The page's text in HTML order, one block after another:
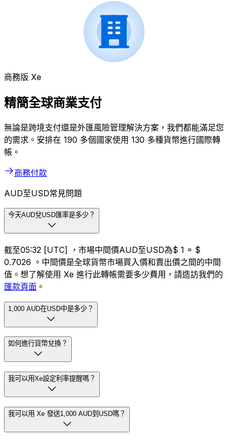
商務版 Xe
精簡全球商業支付
無論是跨境支付還是外匯風險管理解決方案，我們都能滿足您
的需求。安排在 190 多個國家使用 130 多種貨幣進行國際轉
帳。
商務付款
AUD至USD常見問題
今天AUD兌USD匯率是多少？
截至05:32 [UTC] ，市場中間價AUD至USD為$ 1 = $
0.7026 。中間價是全球貨幣市場買入價和賣出價之間的中間
值。想了解使用 Xe 進行此轉帳需要多少費用，請造訪我們的
匯款頁面 。
1,000 AUD在USD中是多少？
如何進行貨幣兌換？
我可以用Xe設定利率提醒嗎？
我可以用 Xe 發送1,000 AUD到USD嗎？